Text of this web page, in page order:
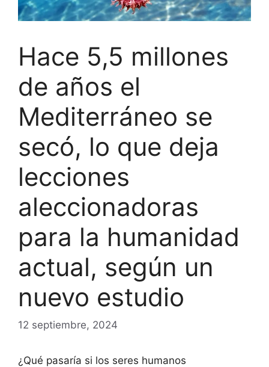
Hace 5,5 millones
de años el
Mediterráneo se
secó, lo que deja
lecciones
aleccionadoras
para la humanidad
actual, según un
nuevo estudio
12 septiembre, 2024
¿Qué pasaría si los seres humanos